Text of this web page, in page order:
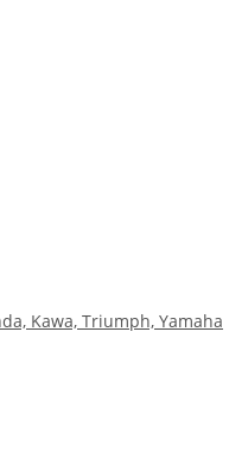
Kawa, Triumph, Yamaha